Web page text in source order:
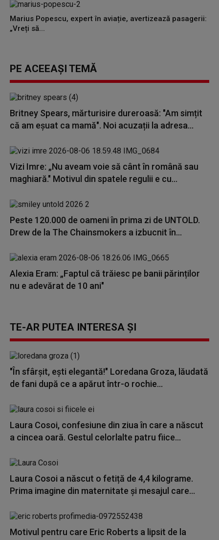
Marius Popescu, expert în aviație, avertizează pasagerii:
„Vreți să...
PE ACEEAȘI TEMĂ
Britney Spears, mărturisire dureroasă: "Am simțit
că am eșuat ca mamă". Noi acuzații la adresa...
Vizi Imre: „Nu aveam voie să cânt în română sau
maghiară." Motivul din spatele regulii e cu...
Peste 120.000 de oameni în prima zi de UNTOLD.
Drew de la The Chainsmokers a izbucnit în...
Alexia Eram: „Faptul că trăiesc pe banii părinților
nu e adevărat de 10 ani"
TE-AR PUTEA INTERESA ȘI
"În sfârșit, ești elegantă!" Loredana Groza, lăudată
de fani după ce a apărut într-o rochie...
Laura Cosoi, confesiune din ziua în care a născut
a cincea oară. Gestul celorlalte patru fiice...
Laura Cosoi a născut o fetiță de 4,4 kilograme.
Prima imagine din maternitate și mesajul care...
Motivul pentru care Eric Roberts a lipsit de la